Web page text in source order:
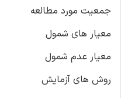
جمعیت مورد مطالعه
معیار های شمول
معیار عدم شمول
روش های آزمایش